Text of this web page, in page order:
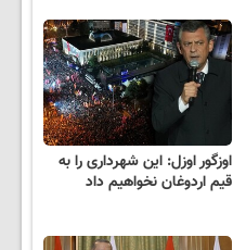
اوزگور اوزل: این شهرداری را به
قیم اردوغان نخواهیم داد